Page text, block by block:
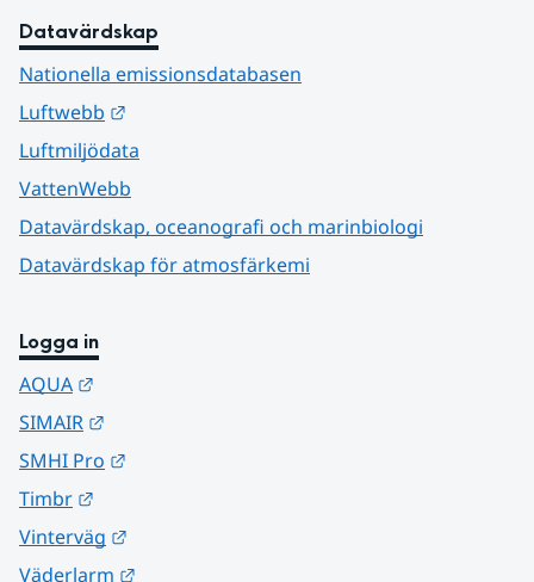
Datavärdskap
Nationella emissionsdatabasen
Luftwebb
Luftmiljödata
VattenWebb
Datavärdskap, oceanografi och marinbiologi
Datavärdskap för atmosfärkemi
Logga in
AQUA
SIMAIR
SMHI Pro
Timbr
Vinterväg
Väderlarm